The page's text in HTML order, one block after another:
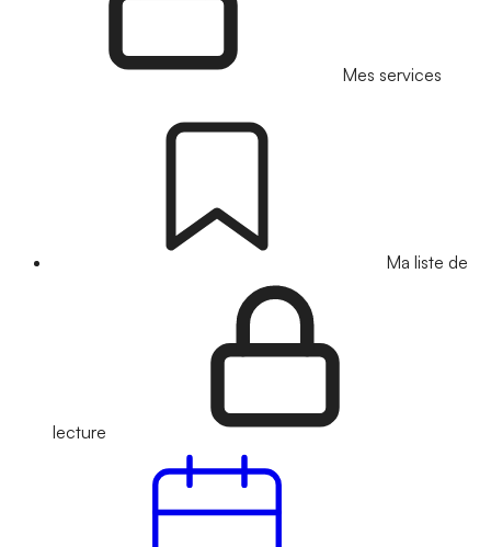
Mes services
Ma liste de
lecture